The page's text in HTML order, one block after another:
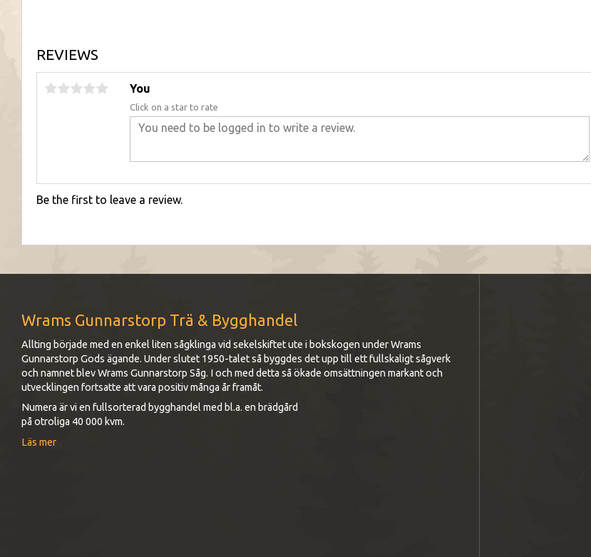
REVIEWS
You
Click on a star to rate
Be the first to leave a review.
Wrams Gunnarstorp Trä & Bygghandel
Allting började med en enkel liten sågklinga vid sekelskiftet ute i bokskogen under Wrams
Gunnarstorp Gods ägande. Under slutet 1950-talet så byggdes det upp till ett fullskaligt sågverk
och namnet blev Wrams Gunnarstorp Såg. I och med detta så ökade omsättningen markant och
utvecklingen fortsatte att vara positiv många år framåt.
Numera är vi en fullsorterad bygghandel med bl.a. en brädgård
på otroliga 40 000 kvm.
Läs mer